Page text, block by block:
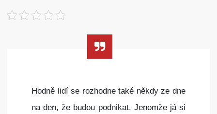
Hodně lidí se rozhodne také někdy ze dne
na den, že budou podnikat. Jenomže já si